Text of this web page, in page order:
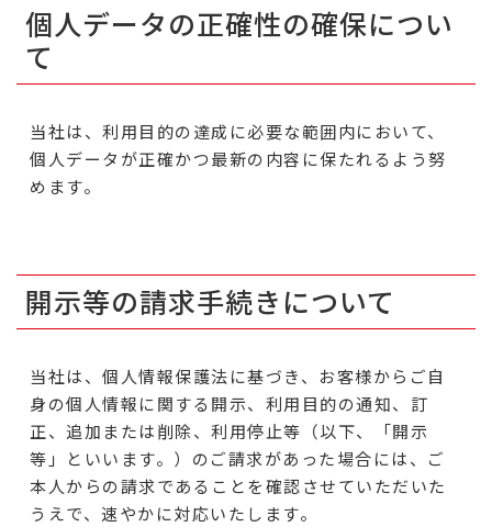
個人データの正確性の確保につい
て
当社は、利用目的の達成に必要な範囲内において、
個人データが正確かつ最新の内容に保たれるよう努
めます。
開示等の請求手続きについて
当社は、個人情報保護法に基づき、お客様からご自
身の個人情報に関する開示、利用目的の通知、訂
正、追加または削除、利用停止等（以下、「開示
等」といいます。）のご請求があった場合には、ご
本人からの請求であることを確認させていただいた
うえで、速やかに対応いたします。